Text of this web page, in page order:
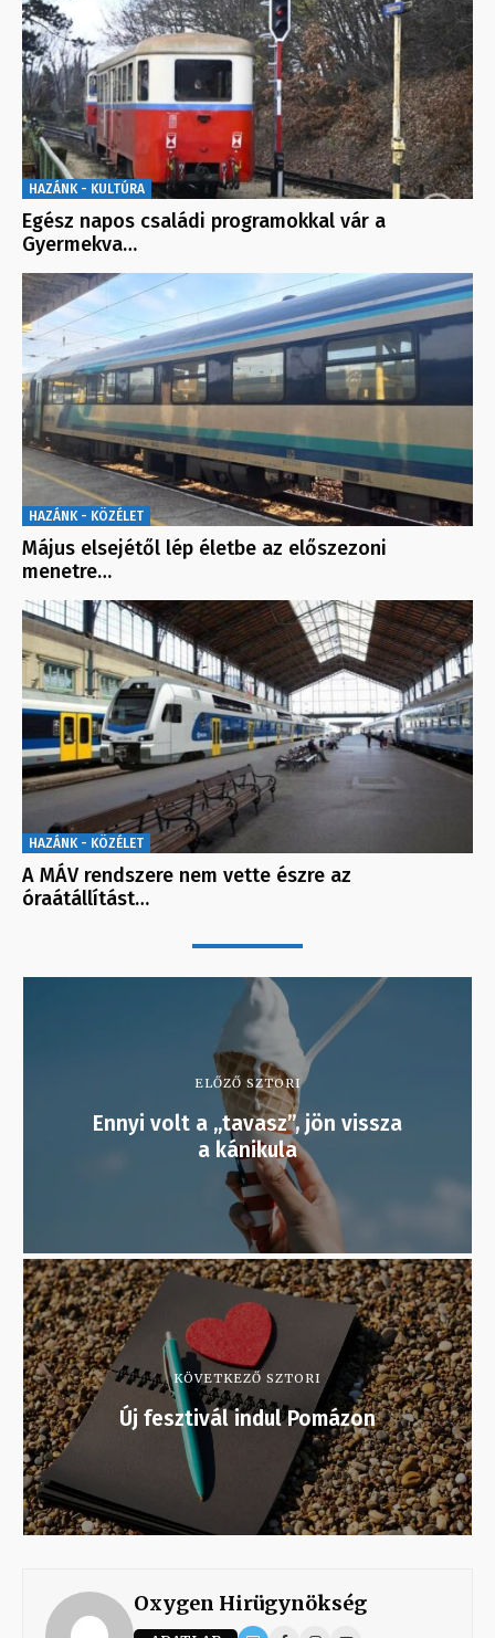
HAZÁNK - KULTÚRA
Egész napos családi programokkal vár a
Gyermekva…
HAZÁNK - KÖZÉLET
Május elsejétől lép életbe az előszezoni
menetre…
HAZÁNK - KÖZÉLET
A MÁV rendszere nem vette észre az
óraátállítást…
ELŐZŐ SZTORI
Ennyi volt a „tavasz”, jön vissza
a kánikula
KÖVETKEZŐ SZTORI
Új fesztivál indul Pomázon
Oxygen Hirügynökség